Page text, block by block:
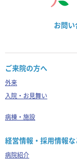
お問
ご来院の方へ
外来
入院・お見舞い
病棟・施設
経営情報・採用情報
病院紹介